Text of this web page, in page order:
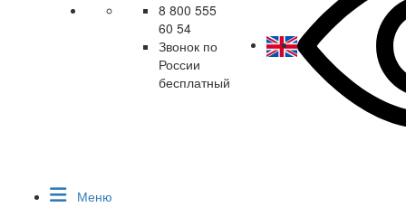
8 800 555
60 54
Звонок по
России
бесплатный
Меню